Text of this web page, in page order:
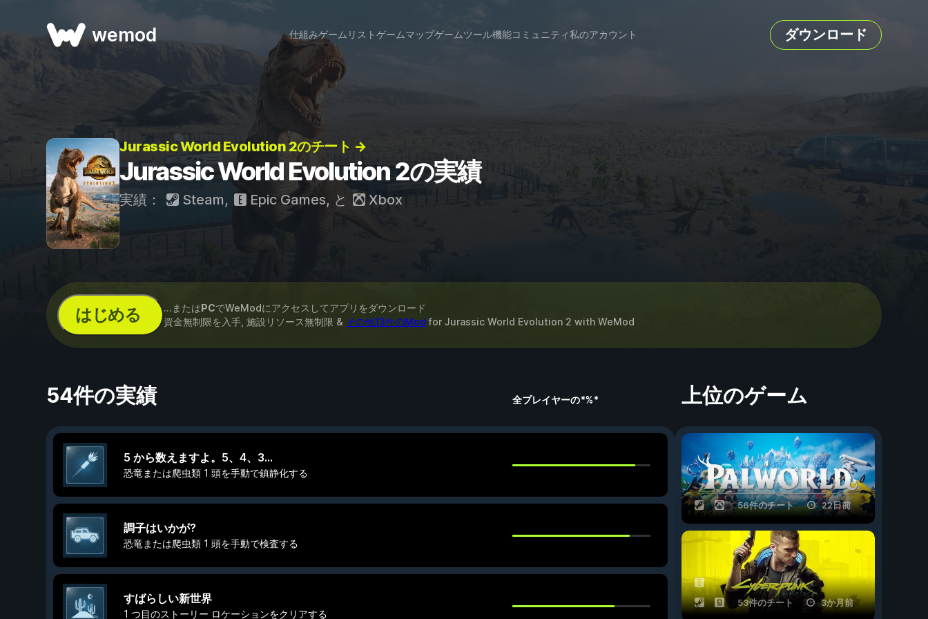
wemod 仕組みゲームリストゲームマップゲームツール機能コミュニティ私のアカウント ダウンロード
Jurassic World Evolution 2のチート →
Jurassic World Evolution 2の実績
実績： Steam, Epic Games, と Xbox
はじめる ...またはPCでWeModにアクセスしてアプリをダウンロード
資金無制限を入手, 施設リソース無制限 & その他13件のMod for Jurassic World Evolution 2 with WeMod
54件の実績 全プレイヤーの*%*
5 から数えますよ。5、4、3...
恐竜または爬虫類 1 頭を手動で鎮静化する
調子はいかが?
恐竜または爬虫類 1 頭を手動で検査する
すばらしい新世界
1 つ目のストーリー ロケーションをクリアする
上位のゲーム
56件のチート 22日前
53件のチート 3か月前